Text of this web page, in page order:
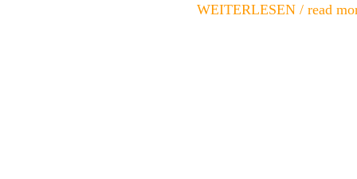
WEITERLESEN / read